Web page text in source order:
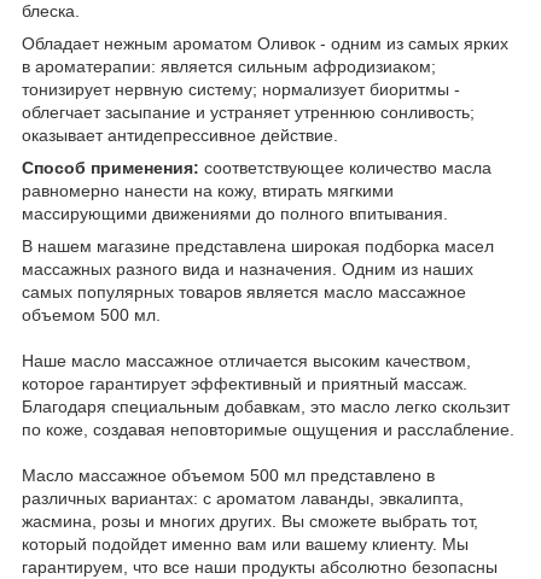
блеска.
Обладает нежным ароматом Оливок - одним из самых ярких
в ароматерапии: является сильным афродизиаком;
тонизирует нервную систему; нормализует биоритмы -
облегчает засыпание и устраняет утреннюю сонливость;
оказывает антидепрессивное действие.
Способ применения: соответствующее количество масла
равномерно нанести на кожу, втирать мягкими
массирующими движениями до полного впитывания.
В нашем магазине представлена широкая подборка масел
массажных разного вида и назначения. Одним из наших
самых популярных товаров является масло массажное
объемом 500 мл.
Наше масло массажное отличается высоким качеством,
которое гарантирует эффективный и приятный массаж.
Благодаря специальным добавкам, это масло легко скользит
по коже, создавая неповторимые ощущения и расслабление.
Масло массажное объемом 500 мл представлено в
различных вариантах: с ароматом лаванды, эвкалипта,
жасмина, розы и многих других. Вы сможете выбрать тот,
который подойдет именно вам или вашему клиенту. Мы
гарантируем, что все наши продукты абсолютно безопасны